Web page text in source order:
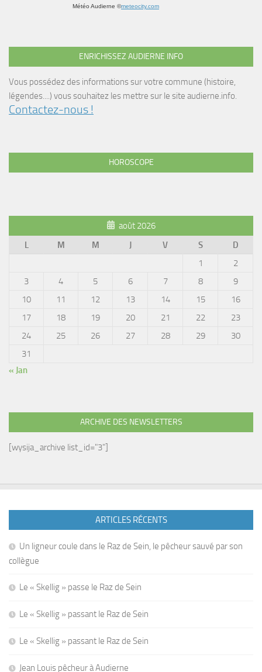
Météo Audierne ©meteocity.com
ENRICHISSEZ AUDIERNE INFO
Vous possédez des informations sur votre commune (histoire,
légendes....) vous souhaitez les mettre sur le site audierne.info.
Contactez-nous !
HOROSCOPE
août 2026
L
M M J V S
D
1
2
3
4 5 6 7 8
9
10
11 12 13 14 15
16
17
18 19 20 21 22
23
24
25 26 27 28 29
30
31
« Jan
ARCHIVE DES NEWSLETTERS
[wysija_archive list_id="3"]
ARTICLES RÉCENTS
Un ligneur coule dans le Raz de Sein, le pêcheur sauvé par son
collègue
Le « Skellig » passe le Raz de Sein
Le « Skellig » passant le Raz de Sein
Le « Skellig » passant le Raz de Sein
Jean Louis pêcheur à Audierne